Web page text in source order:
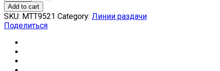
Add to cart
SKU: МТТ9521 Category: Линии раздачи
Поделиться